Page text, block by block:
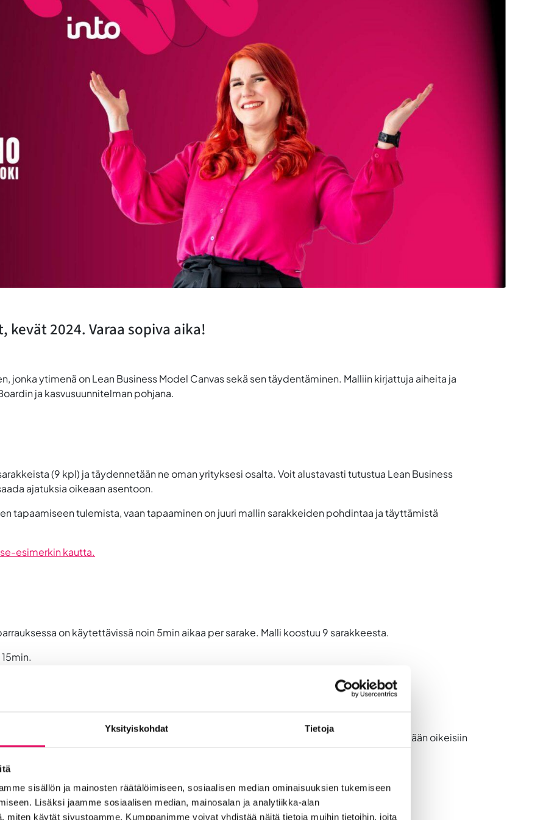
Yksityiskohdat Tietoja
sisällön ja mainosten räätälöimiseen, sosiaalisen median ominaisuuksien tukemiseen
Lisäksi jaamme sosiaalisen median, mainosalan ja analytiikka-alan
miten käytät sivustoamme. Kumppanimme voivat yhdistää näitä tietoja muihin tietoihin, joita
2024. Varaa sopiva aika!
jonka ytimenä on Lean Business Model Canvas sekä sen täydentäminen. Malliin kirjattuja aiheita ja
ja kasvusuunnitelman pohjana.
(9 kpl) ja täydennetään ne oman yrityksesi osalta. Voit alustavasti tutustua Lean Business
ajatuksia oikeaan asentoon.
tapaamiseen tulemista, vaan tapaaminen on juuri mallin sarakkeiden pohdintaa ja täyttämistä
esimerkin kautta.
on käytettävissä noin 5min aikaa per sarake. Malli koostuu 9 sarakkeesta.
hyödynnettävä, kirkastettu liiketoimintamallin tiivistelmä, joka auttaa keskittymään oikeisiin
Advisory Boardin ja kasvusuunnitelman pohjana.